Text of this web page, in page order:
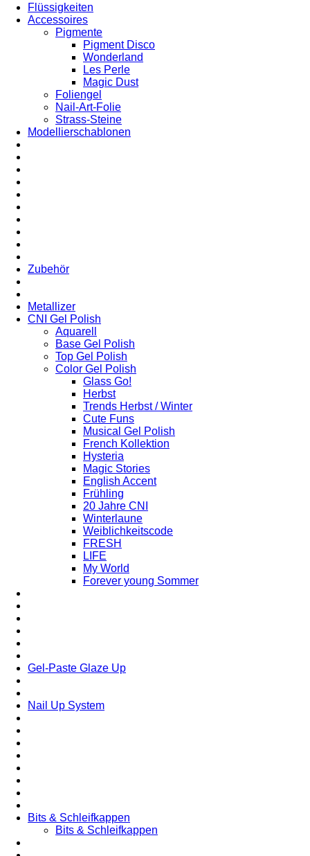
Flüssigkeiten
Accessoires
Pigmente
Pigment Disco
Wonderland
Les Perle
Magic Dust
Foliengel
Nail-Art-Folie
Strass-Steine
Modellierschablonen
Zubehör
Metallizer
CNI Gel Polish
Aquarell
Base Gel Polish
Top Gel Polish
Color Gel Polish
Glass Go!
Herbst
Trends Herbst / Winter
Cute Funs
Musical Gel Polish
French Kollektion
Hysteria
Magic Stories
English Accent
Frühling
20 Jahre CNI
Winterlaune
Weiblichkeitscode
FRESH
LIFE
My World
Forever young Sommer
Gel-Paste Glaze Up
Nail Up System
Bits & Schleifkappen
Bits & Schleifkappen